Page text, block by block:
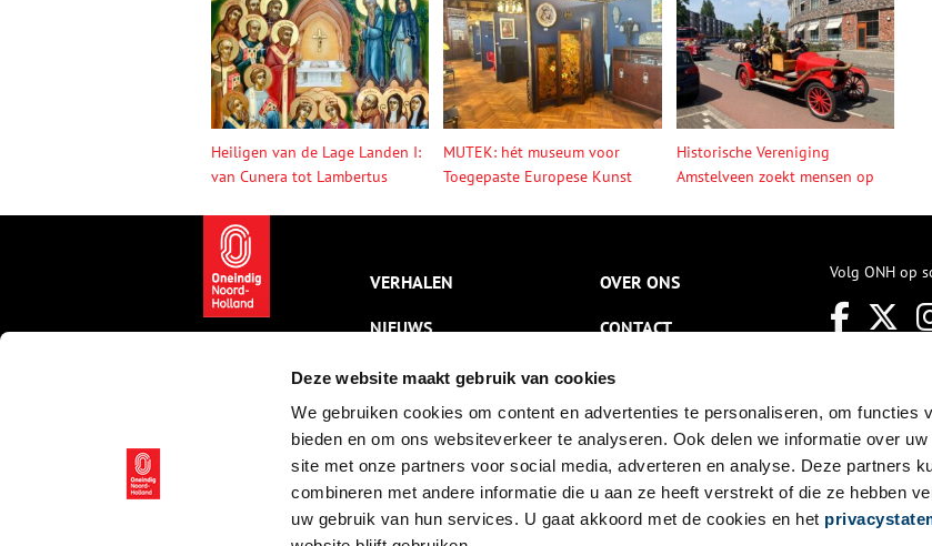
Deze website maakt gebruik van cookies
We gebruiken cookies om content en advertenties te personaliseren, om functies
bieden en om ons websiteverkeer te analyseren. Ook delen we informatie over
site met onze partners voor social media, adverteren en analyse. Deze partners
combineren met andere informatie die u aan ze heeft verstrekt of die ze hebben
uw gebruik van hun services. U gaat akkoord met de cookies en het
Heiligen van de Lage Landen I:
van Cunera tot Lambertus
MUTEK: hét museum voor
Toegepaste Europese Kunst
Historische Vereniging
Amstelveen zoekt mensen op
VERHALEN
NIEUWS
KALENDER
THEMA’S
ACTIVITEITEN
VIDEO’S
OVER ONS
CONTACT
NIEUWSBRIEF
DISCLAIMER
PRIVACY
TOEGANKELIJKHEID
Volg ONH op